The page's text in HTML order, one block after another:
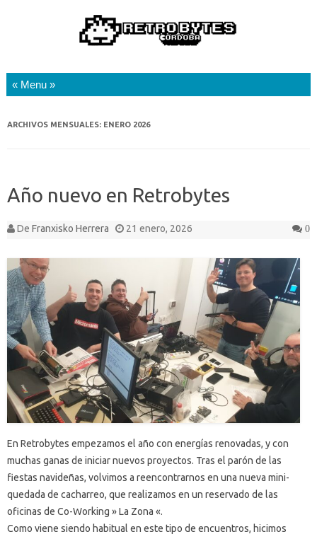
Saltar al contenido
ARCHIVOS MENSUALES: ENERO 2026
Año nuevo en Retrobytes
De Franxisko Herrera 21 enero, 2026 0
En Retrobytes empezamos el año con energías renovadas, y con
muchas ganas de iniciar nuevos proyectos. Tras el parón de las
fiestas navideñas, volvimos a reencontrarnos en una nueva mini-
quedada de cacharreo, que realizamos en un reservado de las
oficinas de Co-Working » La Zona «.
Como viene siendo habitual en este tipo de encuentros, hicimos